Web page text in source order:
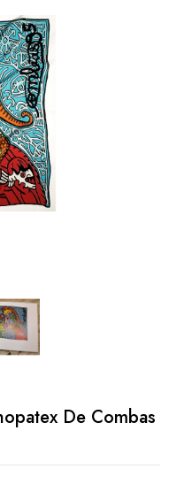
De Combas